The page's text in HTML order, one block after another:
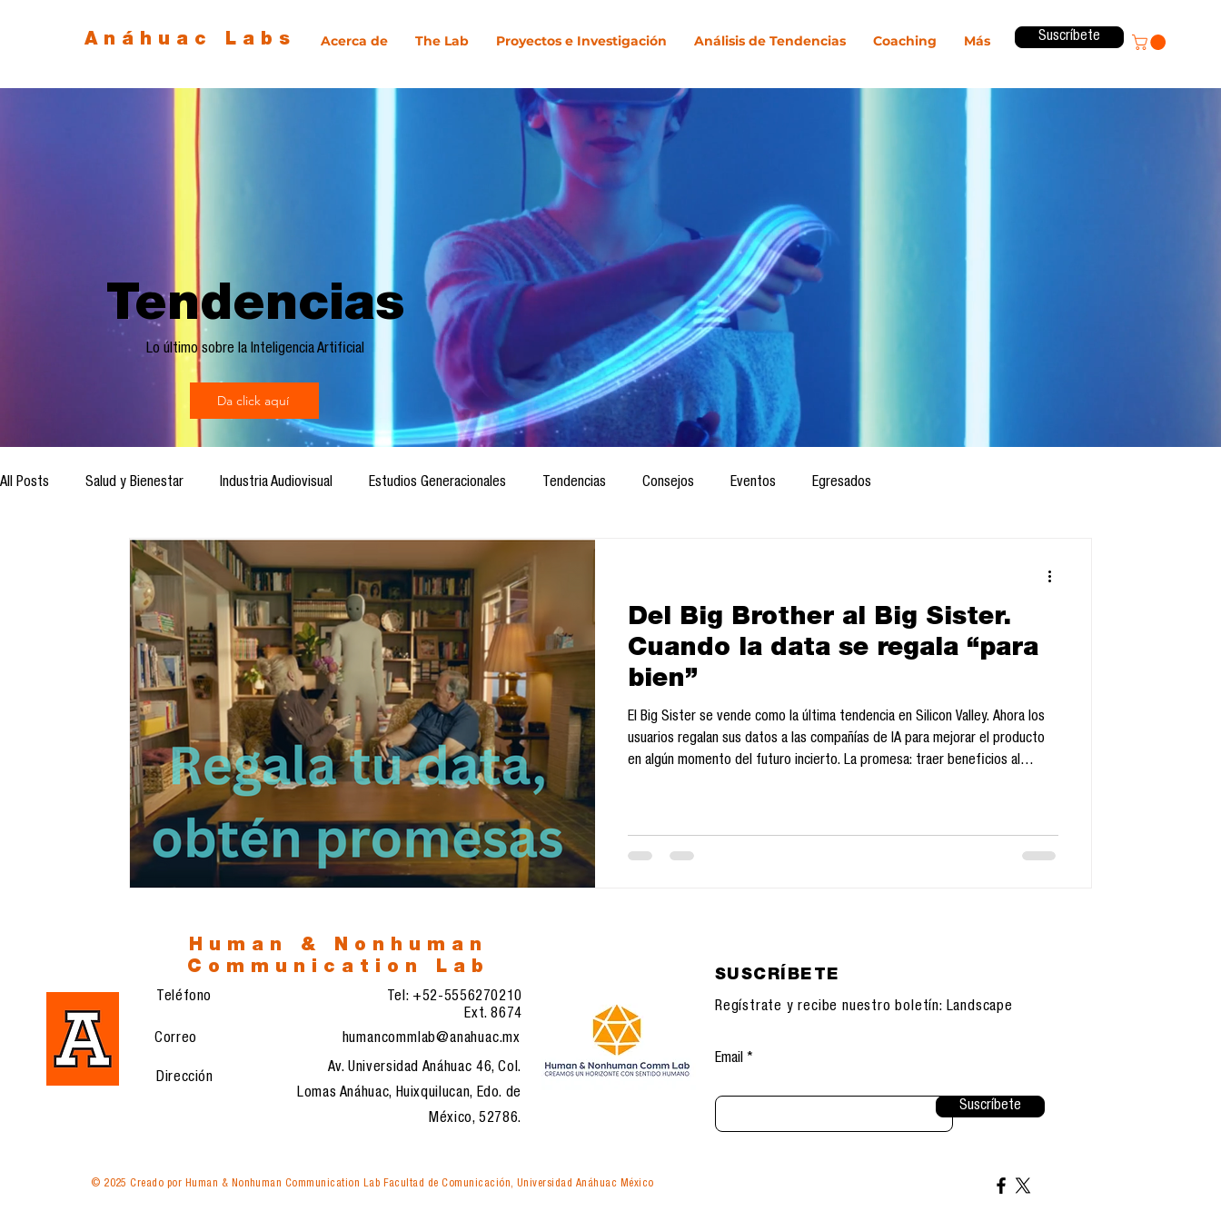
Anáhuac Labs Acerca de The Lab Proyectos e Investigación Análisis de Tendencias Coaching Más Suscríbete
Tendencias
Lo último sobre la Inteligencia Artificial
Da click aquí
All Posts Salud y Bienestar Industria Audiovisual Estudios Generacionales Tendencias Consejos Eventos Egresados
Inteligencia Artificial Cultura Digital
Ética de la Comunicación Investigación H&NhCL CICA/Sintaxis Revista ComA Observatorio Software del mes Cursos
Casos de estudio Novedades Podcast Video Informes de investigación
Análisis de tendencias
Del Big Brother al Big Sister.
Cuando la data se regala “para
bien”
El Big Sister se vende como la última tendencia en Silicon Valley. Ahora los
usuarios regalan sus datos a las compañías de IA para mejorar el producto
en algún momento del futuro incierto. La promesa: traer beneficios al
Human & Nonhuman
Communication Lab
Teléfono
Tel: +52-5556270210
Ext. 8674
humancommlab@anahuac.mx
Av. Universidad Anáhuac 46, Col.
Lomas Anáhuac, Huixquilucan, Edo. de
México, 52786.
Correo
Dirección
SUSCRÍBETE
Regístrate y recibe nuestro boletín: Landscape
Email
Suscríbete
© 2025 Creado por Human & Nonhuman Communication Lab Facultad de Comunicación, Universidad Anáhuac México